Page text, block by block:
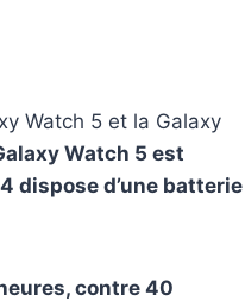
Watch 5 et la Galaxy
Watch 5 est
dispose d’une batterie
contre 40